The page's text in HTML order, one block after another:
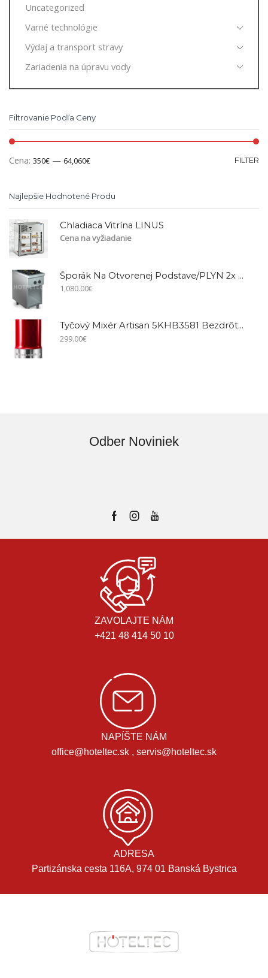
Uncategorized
Varné technológie
Výdaj a transport stravy
Zariadenia na úpravu vody
Filtrovanie Podľa Ceny
FILTER
Cena: 350€ — 64,060€
Najlepšie Hodnotené Produ
Chladiaca Vitrína LINUS
Cena na vyžiadanie
Šporák Na Otvorenej Podstave/PLYN 2x Horák EC74GVG
1,080.00€
Tyčový Mixér Artisan 5KHB3581 Bezdrôtový + Príslušenstvo
299.00€
Odber Noviniek
ZAVOLAJTE NÁM
+421 48 414 50 10
NAPÍŠTE NÁM
office@hoteltec.sk , servis@hoteltec.sk
ADRESA
Partizánska cesta 116A, 974 01 Banská Bystrica